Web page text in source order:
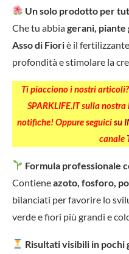
Un solo prodotto per
Che tu abbiagerani, piante
Asso di Fioriè il
profondità e stimolare la
Ti piacciono i nostri
SPARKLIFE.IT sulla nostra
notifiche! Oppure seguicisu
canale
Formula professionale
Contieneazoto, fosforo,
bilanciati per favorire lo
verde e fiori più grandi e
Risultati visibili in pochi